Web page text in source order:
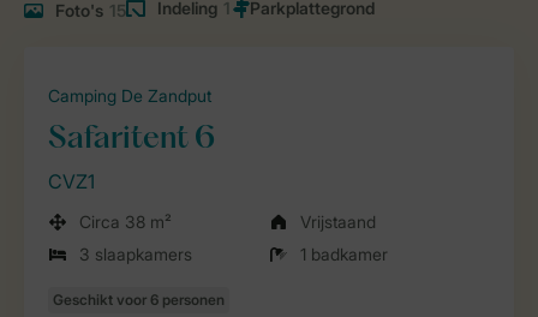
Foto's 15 Indeling 1
Camping De Zandput
Safaritent 6
CVZ1
Circa 38 m²
Vrijstaand
3 slaapkamers
1 badkamer